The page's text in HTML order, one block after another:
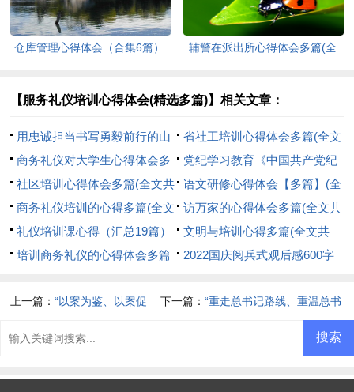
仓库管理心得体会（合集6篇）
辅警在派出所心得体会多篇(全
【服务礼仪培训心得体会(精选多篇)】相关文章：
用忠诚担当书写勇毅前行的山
西答卷个人新版观后感心得多篇
(全文共6309字)
省社工培训心得体会多篇(全文
共4777字)
商务礼仪对大学生心得体会多
篇(全文共4600字)
党纪学习教育《中国共产党纪
律处分条例》重要性的学习心得
(全文共1413字)
社区培训心得体会多篇(全文共
8800字)
语文研修心得体会【多篇】(全
文共6909字)
商务礼仪培训的心得多篇(全文
共14189字)
访万家的心得体会多篇(全文共
6115字)
礼仪培训课心得（汇总19篇）
(全文共23464字)
文明与培训心得多篇(全文共
5547字)
培训商务礼仪的心得体会多篇
2022国庆阅兵式观后感600字
上一篇：“以案为鉴、以案促
下一篇：“重走总书记路线、重温总书